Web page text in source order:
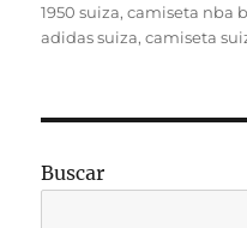
el
1950 suiza,camiseta nba
adidas suiza,camiseta
Buscar